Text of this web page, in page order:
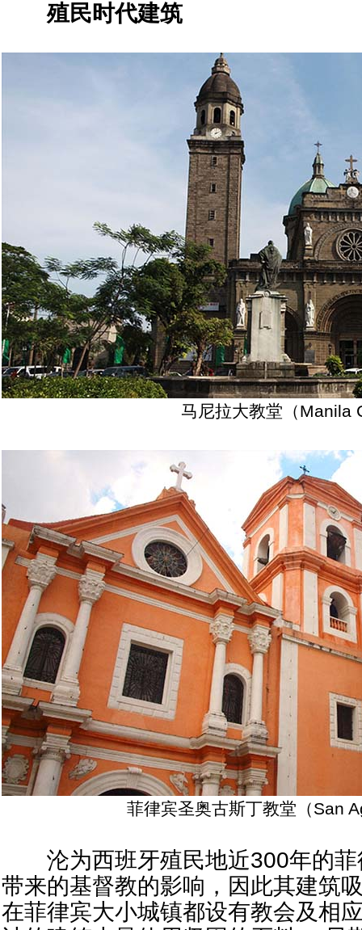
殖民时代建筑
马尼拉大教堂（Manila
菲律宾圣奥古斯丁教堂（San
沦为西班牙殖民地近300年的菲
带来的基督教的影响，因此其建筑
在菲律宾大小城镇都设有教会及相